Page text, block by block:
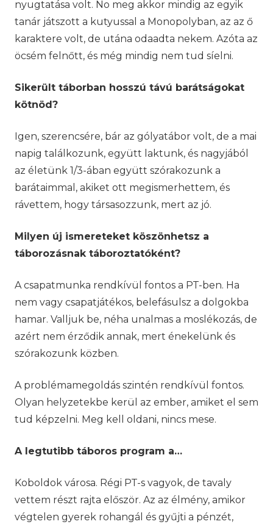
nyugtatása volt. No meg akkor mindig az egyik
tanár játszott a kutyussal a Monopolyban, az az ő
karaktere volt, de utána odaadta nekem. Azóta az
öcsém felnőtt, és még mindig nem tud síelni.
Sikerült táborban hosszú távú barátságokat
kötnöd?
Igen, szerencsére, bár az gólyatábor volt, de a mai
napig találkozunk, együtt laktunk, és nagyjából
az életünk 1/3-ában együtt szórakozunk a
barátaimmal, akiket ott megismerhettem, és
rávettem, hogy társasozzunk, mert az jó.
Milyen új ismereteket köszönhetsz a
táborozásnak táboroztatóként?
A csapatmunka rendkívül fontos a PT-ben. Ha
nem vagy csapatjátékos, belefásulsz a dolgokba
hamar. Valljuk be, néha unalmas a moslékozás, de
azért nem érződik annak, mert énekelünk és
szórakozunk közben.
A problémamegoldás szintén rendkívül fontos.
Olyan helyzetekbe kerül az ember, amiket el sem
tud képzelni. Meg kell oldani, nincs mese.
A legtutibb táboros program a…
Koboldok városa. Régi PT-s vagyok, de tavaly
vettem részt rajta először. Az az élmény, amikor
végtelen gyerek rohangál és gyűjti a pénzét,